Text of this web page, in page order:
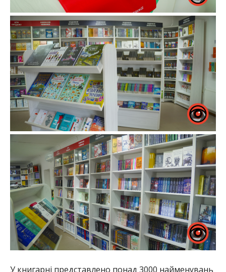
У книгарні представлено понад 3000 найменувань